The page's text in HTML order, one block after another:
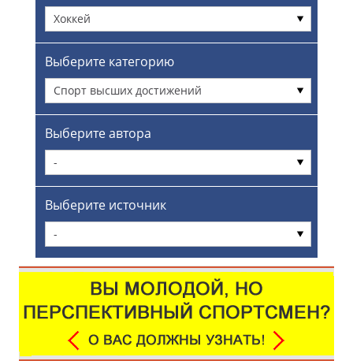
Хоккей
Выберите категорию
Спорт высших достижений
Выберите автора
-
Выберите источник
-